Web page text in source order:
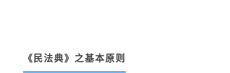
《民法典》之基本原则